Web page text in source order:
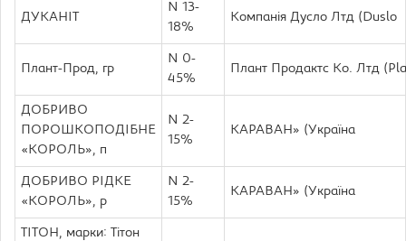
ДУКАНІТ
N 13-
18%
Компанія Дусло Лтд (Duslo
Плант-Прод, гр
N 0-
45%
Плант Продактс Ко. Лтд
ДОБРИВО
ПОРОШКОПОДІБНЕ
«КОРОЛЬ», п
N 2-
15%
КАРАВАН» (Україна
ДОБРИВО РІДКЕ
«КОРОЛЬ», р
N 2-
15%
КАРАВАН» (Україна
ТІТОН, марки: Тітон